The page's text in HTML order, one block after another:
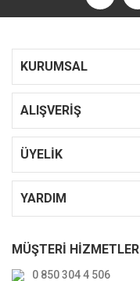
KURUMSAL
ALIŞVERİŞ
ÜYELİK
YARDIM
MÜŞTERİ
0 850 304 4 506